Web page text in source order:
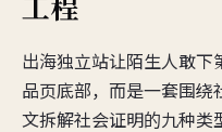
出海独立站让陌生人敢下
品页底部，而是一套围绕
文拆解社会证明的九种类